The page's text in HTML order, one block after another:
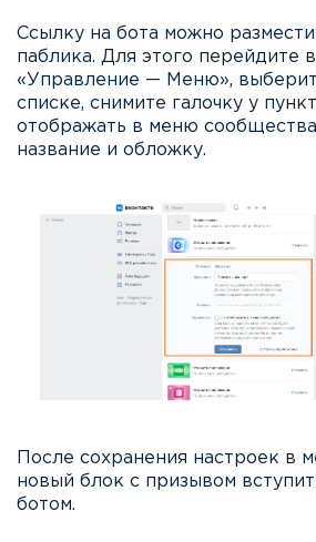
Ссылку на бота можно
паблика. Для этого перейдите
«Управление — Меню»,
списке, снимите галочку у
отображать в меню
название и обложку.
После сохранения настроек в
новый блок с призывом
ботом.